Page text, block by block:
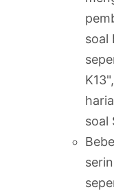
soal
soal